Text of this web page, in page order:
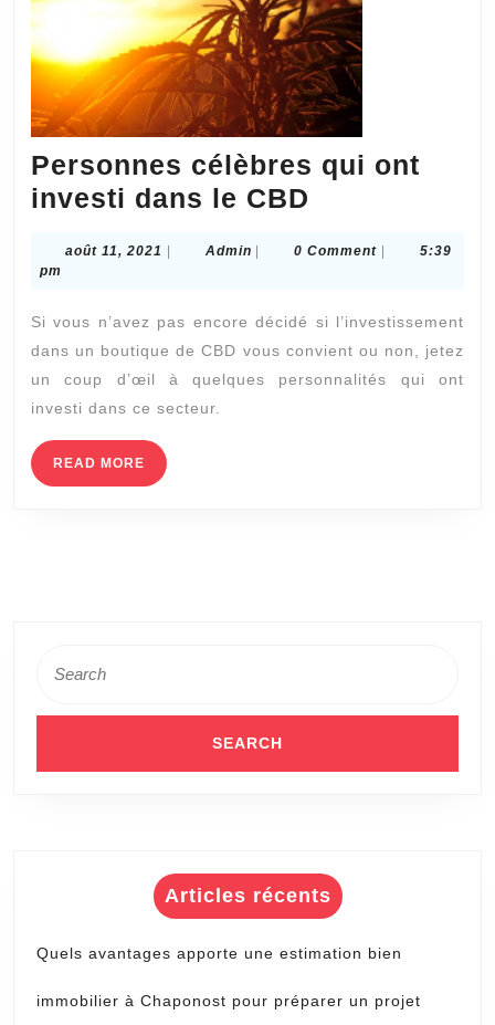
Personnes célèbres qui ont
investi dans le CBD
qui
investi
dans
le
août 11, 2021 août
| AdminAdmin
| 0 Comment |
5:39
pm
Si vous n’avez pas encore décidé si l’investissement
dans un boutique de CBD vous convient ou non, jetez
un coup d’œil à quelques personnalités qui ont
investi dans ce secteur.
READ MORE READ
MORE
for:
Articles récents
Quels avantages apporte une estimation bien
immobilier à Chaponost pour préparer un projet